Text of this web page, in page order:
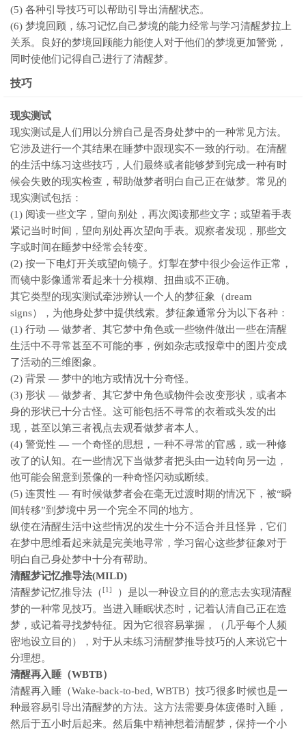
(5) 各种引导技巧可以帮助引导出清醒状态。
(6) 梦境回顾，练习记忆自己梦境的能力经常与学习清醒梦拉上
关系。良好的梦境回顾能力能使人对于他们的梦境更加警觉，
同时使他们记得自己进行了清醒梦。
技巧
现实测试
现实测试是人们用以分辨自己是否身处梦中的一种常见方法。
它涉及进行一个其结果在睡梦中跟现实不一致的行动。在清醒
的生活中练习这些技巧，人们最终或者能够梦到完成一种有时
候会失败的现实检查，帮助做梦者明白自己正在做梦。常见的
现实测试包括：
(1) 阅读一些文字，望向别处，再次阅读那些文字；或望着手表
紧记当时时间，望向别处再次望向手表。观察者发现，那些文
字或时间在睡梦中经常会转变。
(2) 按一下电灯开关或望向镜子。灯掣在梦中很少会运作正常，
而镜中影像通常看起来十分模糊、扭曲或不正确。
其它类型的现实测试牵涉辨认一个人的梦征象（dream
signs），为他身处梦中提供线索。梦征象通常分为以下各种：
(1) 行动 — 做梦者、其它梦中角色或一些物件做出一些在清醒
生活中不寻常甚至不可能的事，例如杂志或报章中的图片变成
了活动的三维图象。
(2) 背景 — 梦中的地方或情况十分奇怪。
(3) 形状 — 做梦者、其它梦中角色或物件会改变形状，或者本
身的形状已十分古怪。这可能包括不寻常的衣着或头发的出
现，甚至以第三者视点去观看做梦者本人。
(4) 警觉性 — 一个奇怪的思想，一种不寻常的官感，或一种修
改了的认知。在一些情况下当做梦者把头由一边转向另一边，
他可能会留意到景像的一种奇怪闪动或断续。
(5) 连贯性 — 有时候做梦者会在毫无过渡时期的情况下，被“瞬
间转移”到梦境中另一个完全不同的地方。
纵使在清醒生活中这些情况的发生十分不适合并且怪异，它们
在梦中思维看起来就是完美地寻常，学习留心这些梦征象对于
明白自己身处梦中十分有帮助。
清醒梦记忆推导法(MILD)
清醒梦记忆推导法（[1]
）是以一种设立目的的意志去实现清醒
梦的一种常见技巧。当进入睡眠状态时，记着认清自己正在造
梦，或记着寻找梦特征。因为它很容易掌握，（几乎每个人频
密地设立目的），对于从未练习清醒梦推导技巧的人来说它十
分理想。
清醒再入睡（WBTB）
清醒再入睡（Wake-back-to-bed, WBTB）技巧很多时候也是一
种最容易引导出清醒梦的方法。这方法需要身体疲倦时入睡，
然后于五小时后起来。然后集中精神想着清醒梦，保持一个小